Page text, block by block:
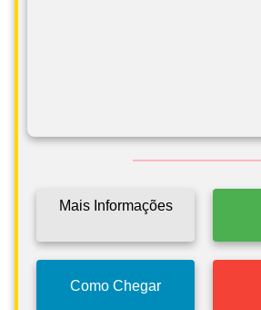
Mais Informações
Como Chegar